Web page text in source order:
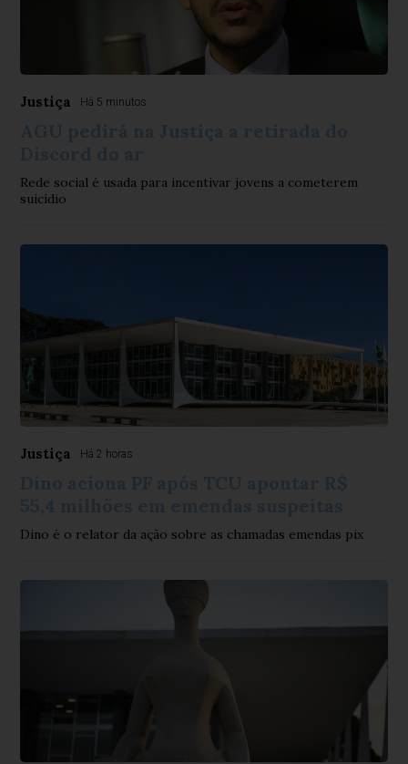
Justiça Há 5 minutos
Rede social é usada para incentivar jovens a cometerem
suicídio
Justiça Há 2 horas
Dino é o relator da ação sobre as chamadas emendas pix